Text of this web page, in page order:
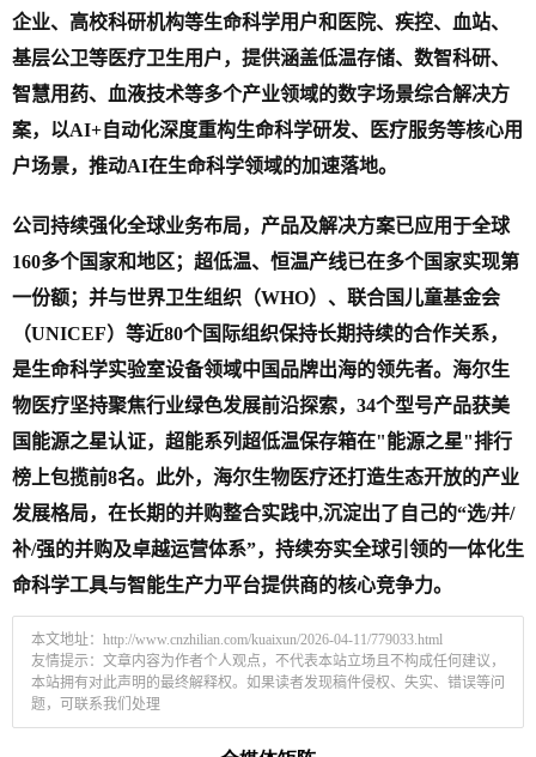
企业、高校科研机构等生命科学用户和医院、疾控、血站、
基层公卫等医疗卫生用户，提供涵盖低温存储、数智科研、
智慧用药、血液技术等多个产业领域的数字场景综合解决方
案，以AI+自动化深度重构生命科学研发、医疗服务等核心用
户场景，推动AI在生命科学领域的加速落地。
公司持续强化全球业务布局，产品及解决方案已应用于全球
160多个国家和地区；超低温、恒温产线已在多个国家实现第
一份额；并与世界卫生组织（WHO）、联合国儿童基金会
（UNICEF）等近80个国际组织保持长期持续的合作关系，
是生命科学实验室设备领域中国品牌出海的领先者。海尔生
物医疗坚持聚焦行业绿色发展前沿探索，34个型号产品获美
国能源之星认证，超能系列超低温保存箱在"能源之星"排行
榜上包揽前8名。此外，海尔生物医疗还打造生态开放的产业
发展格局，在长期的并购整合实践中,沉淀出了自己的“选/并/
补/强的并购及卓越运营体系”，持续夯实全球引领的一体化生
命科学工具与智能生产力平台提供商的核心竞争力。
本文地址： http://www.cnzhilian.com/kuaixun/2026-04-11/779033.html
友情提示：文章内容为作者个人观点，不代表本站立场且不构成任何建议，
本站拥有对此声明的最终解释权。如果读者发现稿件侵权、失实、错误等问
题，可联系我们处理